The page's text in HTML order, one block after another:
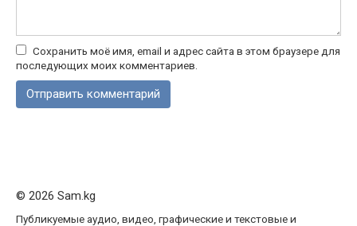
Сохранить моё имя, email и адрес сайта в этом браузере для
последующих моих комментариев.
© 2026 Sam.kg
Публикуемые аудио, видео, графические и текстовые и